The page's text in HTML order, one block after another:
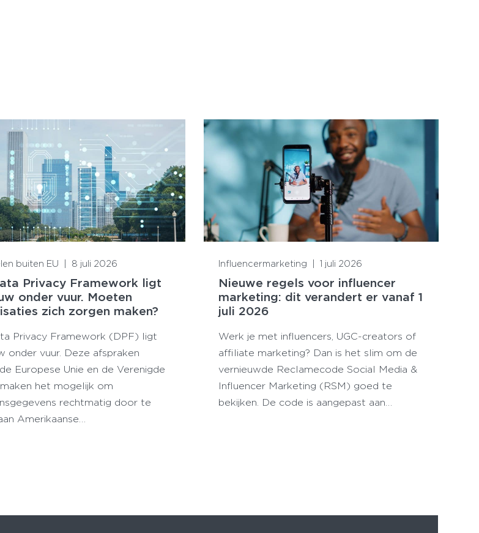
buiten EU 8 juli 2026
Privacy Framework ligt
onder vuur. Moeten
zich zorgen maken?
Privacy Framework (DPF) ligt
onder vuur. Deze afspraken
Europese Unie en de Verenigde
het mogelijk om
rechtmatig door te
Amerikaanse…
Influencermarketing 1 juli 2026
Nieuwe regels voor influencer
marketing: dit verandert er vanaf 1
juli 2026
Werk je met influencers, UGC-creators of
affiliate marketing? Dan is het slim om de
vernieuwde Reclamecode Social Media &
Influencer Marketing (RSM) goed te
bekijken. De code is aangepast aan…